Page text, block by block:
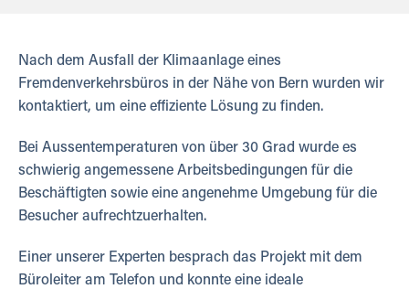
Nach dem Ausfall der Klimaanlage eines
Fremdenverkehrsbüros in der Nähe von Bern wurden wir
kontaktiert, um eine effiziente Lösung zu finden.
Bei Aussentemperaturen von über 30 Grad wurde es
schwierig angemessene Arbeitsbedingungen für die
Beschäftigten sowie eine angenehme Umgebung für die
Besucher aufrechtzuerhalten.
Einer unserer Experten besprach das Projekt mit dem
Büroleiter am Telefon und konnte eine ideale